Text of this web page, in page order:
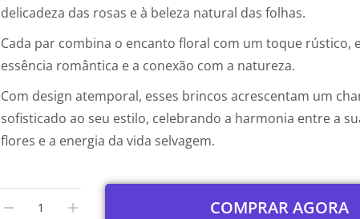
delicadeza das rosas e à beleza natural das folhas.
Cada par combina o encanto floral com um toque rústico,
essência romântica e a conexão com a natureza.
Com design atemporal, esses brincos acrescentam um
sofisticado ao seu estilo, celebrando a harmonia entre a
flores e a energia da vida selvagem.
COMPRAR AGORA